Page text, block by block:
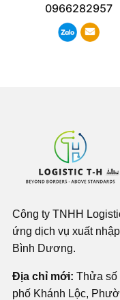
0966282957
Công ty TNHH
ứng dịch vụ xuất
Bình Dương.
Địa chỉ mới: Thửa số
phố Khánh Lộc,